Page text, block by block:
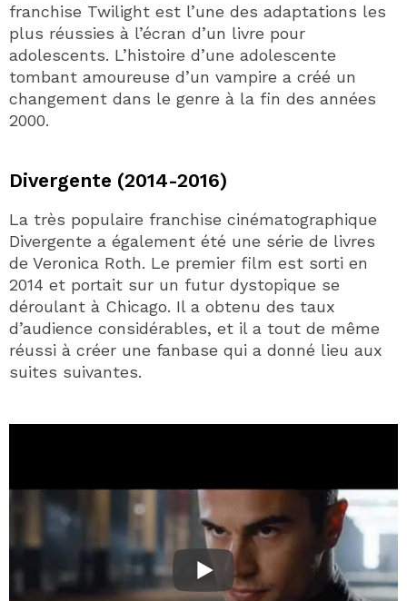
franchise Twilight est l’une des adaptations les
plus réussies à l’écran d’un livre pour
adolescents. L’histoire d’une adolescente
tombant amoureuse d’un vampire a créé un
changement dans le genre à la fin des années
2000.
Divergente (2014-2016)
La très populaire franchise cinématographique
Divergente a également été une série de livres
de Veronica Roth. Le premier film est sorti en
2014 et portait sur un futur dystopique se
déroulant à Chicago. Il a obtenu des taux
d’audience considérables, et il a tout de même
réussi à créer une fanbase qui a donné lieu aux
suites suivantes.